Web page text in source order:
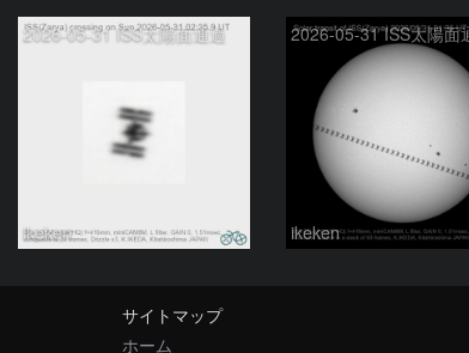
2026-05-31 ISS太陽面通過
ikeken
2026-05-31 ISS太陽面
ikeken
サイトマップ
ホーム